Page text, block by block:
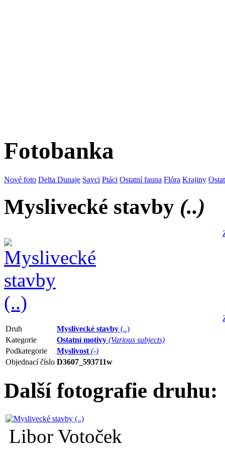
Fotobanka
Nové foto Delta Dunaje Savci Ptáci Ostatní fauna Flóra Krajiny
Myslivecké stavby (..)
Druh
Myslivecké stavby (..)
Kategorie
Ostatní motivy (Various subjects)
Podkategorie
Myslivost (-)
Objednací číslo D3607_593711w
Další fotografie
Libor Votoček